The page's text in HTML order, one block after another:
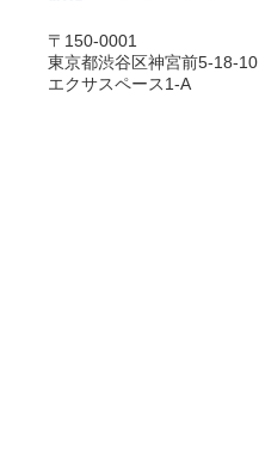
〒150-0001
東京都渋谷区神宮前5-18-10
エクサスペース1-A